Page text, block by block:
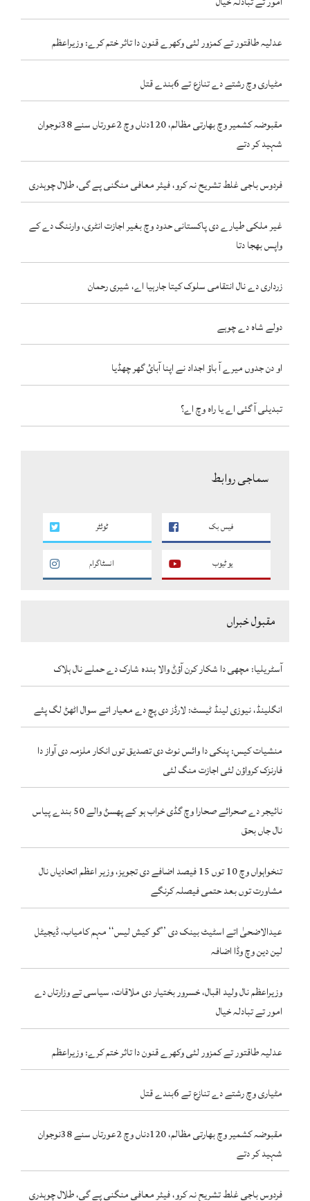
عدلیہ طاقتور تے کمزور لئی وکھرے قنون دا تاثر ختم کرے: وزیراعظم
مٹیاری وچ رشتے دے تنازع تے 6بندے قتل
مقبوضہ کشمیر وچ بھارتی مظالم، 120دناں وچ 2عورتاں سنے 38نوجوان
شہید کر دتے
فردوس باجی غلط تشریح نہ کرو، فیئر معافی منگنی پے گی، طلال چوہدری
غیر ملکی طیارے دی پاکستانی حدود وچ بغیر اجازت انٹری، وارننگ دے کے
واپس بھجا دتا
زرداری دے نال انتقامی سلوک کیتا جارہیا اے، شیری رحمان
دولے شاہ دے چوہے
او دن جدوں میرے آ باؤ اجداد نے اپنا آبائ گھر چھڈیا
تبدیلی آ گئی اے یا راہ وچ اے؟
سماجی روابط
فیس بک ٹوئٹر
یو ٹیوب انسٹاگرام
مقبول خبراں
آسٹریلیا: مچھی دا شکار کرن آؤݨ والا بندہ شارک دے حملے نال ہلاک
انگلینڈ، نیوزی لینڈ ٹیسٹ: لارڈز دی پچ دے معیار اتے سوال اٹھݨ لگ پئے
منشیات کیس: پنکی دا وائس نوٹ دی تصدیق توں انکار ملزمہ دی آواز دا
فارنزک کرواؤن لئی اجازت منگ لئی
نائیجر دے صحرائے صحارا وچ گڈی خراب ہو کے پھسݨ والے 50 بندے پیاس
نال جاں بحق
تنخواہواں وچ 10 توں 15 فیصد اضافے دی تجویز، وزیر اعظم اتحادیاں نال
مشاورت توں بعد حتمی فیصلہ کرنگے
عیدالاضحیٰ اتے اسٹیٹ بینک دی ’’گو کیش لیس‘‘ مہم کامیاب، ڈیجیٹل
لین دین وچ وڈا اضافہ
وزیراعظم نال ولید اقبال، خسرور بختیار دی ملاقات، سیاسی تے وزارتاں دے
امور تے تبادلہ خیال
عدلیہ طاقتور تے کمزور لئی وکھرے قنون دا تاثر ختم کرے: وزیراعظم
مٹیاری وچ رشتے دے تنازع تے 6بندے قتل
مقبوضہ کشمیر وچ بھارتی مظالم، 120دناں وچ 2عورتاں سنے 38نوجوان
شہید کر دتے
فردوس باجی غلط تشریح نہ کرو، فیئر معافی منگنی پے گی، طلال چوہدری